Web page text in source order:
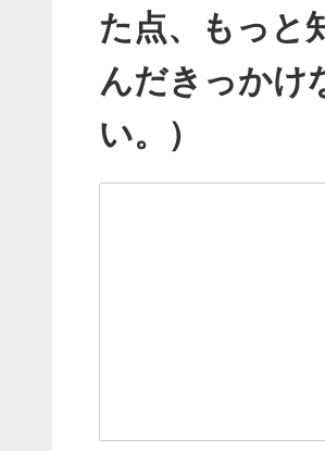
た点、もっと
んだきっかけ
い。）